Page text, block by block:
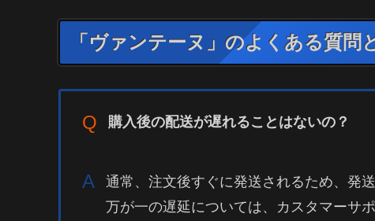
「ヴァンテーヌ」のよくある質問
Q 購入後の配送が遅れることはないの？
A
通常、注文後すぐに発送されるため、発
万が一の遅延については、カスタマーサ